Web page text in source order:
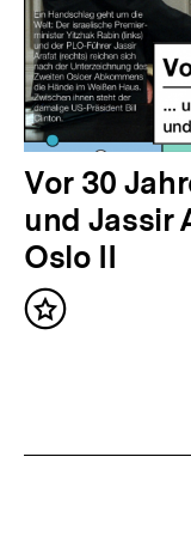
r
I
n
h
a
l
t
:
N
ä
c
h
s
Vor 30
und Jassir
Oslo II
Inhalt